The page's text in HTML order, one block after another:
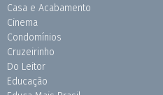
Casa e Acabamento
Cinema
Condomínios
Cruzeirinho
Do Leitor
Educação